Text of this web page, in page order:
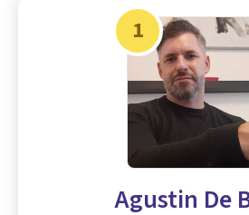
1
Agustin De